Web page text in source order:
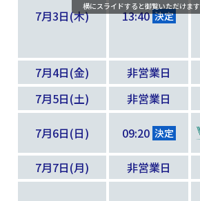
7月3日(木) 13:40 決定
7月4日(金) 非営業日
7月5日(土)
非営業日
7月6日(日) 09:20 決定
7月7日(月)
非営業日
横にスライドすると御覧いただけます